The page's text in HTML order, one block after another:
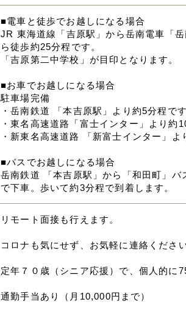
■電車と徒歩でお越しになる場合
JR 東海道線「吉原駅」から岳南電車「
ら徒歩約25分程です。
「吉原第二中学校」が目印となります。
■お車でお越しになる場合
駐車場完備
・岳南鉄道 「本吉原駅」より約5分程です
・東名高速道路「富士インター」より約
・新東名高速道路 「新富士インター」よ
■バスでお越しになる場合
岳南鉄道 「本吉原駅」から「和田町」バ
で下車。歩いて約3分程で到着します。
リモート面接も行えます。
コロナも気にせず、お気軽に連絡ください
定年７０歳（シニア応援）で、個人的に
通勤手当あり（月10,000円まで）